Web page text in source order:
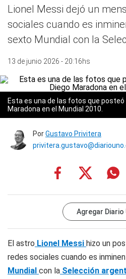
Lionel Messi dejó un
sociales cuando es
sexto Mundial con la
13 de junio 2026 - 20:16hs
Esta es una de las fotos que
Maradona en el Mundial 2010.
PorGustavo Privitera
Agregar Diario
El astro Lionel Messi hizo un
redes sociales cuando es
Mundial con la Selección